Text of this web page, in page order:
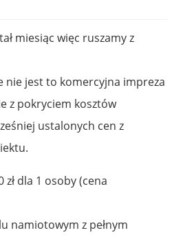
miesiąc więc ruszamy z
nie jest to komercyjna impreza
z pokryciem kosztów
ustalonych cen z
zł dla 1 osoby (cena
namiotowym z pełnym